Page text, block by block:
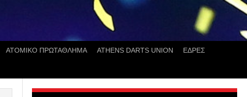
ΑΤΟΜΙΚΟ ΠΡΩΤΑΘΛΗΜΑ ATHENS DARTS UNION ΕΔΡΕΣ